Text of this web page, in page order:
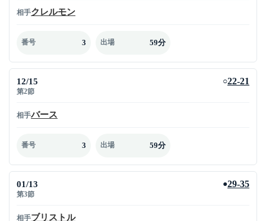
相手クレルモン
番号 3 出場 59分
12/15
第2節
○22-21
相手バース
番号 3 出場 59分
01/13
第3節
●29-35
相手ブリストル